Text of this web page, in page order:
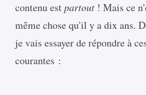
contenu estpartout ! Mais ce
même chose qu'il y a dix ans.
je vais essayer de répondre à
courantes :